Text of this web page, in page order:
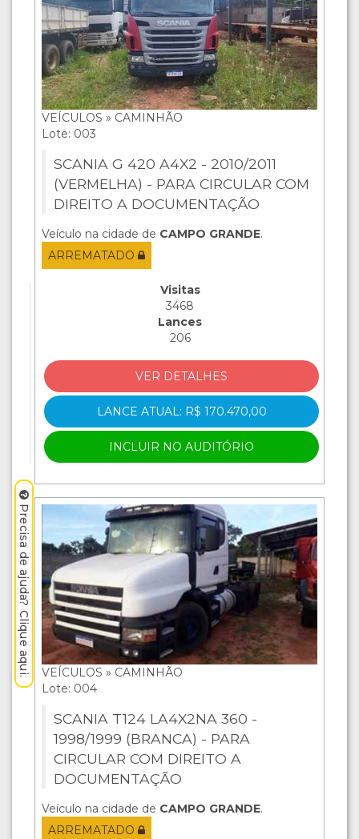
VEÍCULOS » CAMINHÃO
Lote: 003
SCANIA G 420 A4X2 - 2010/2011
(VERMELHA) - PARA CIRCULAR COM
DIREITO A DOCUMENTAÇÃO
Veículo na cidade de CAMPO GRANDE.
ARREMATADO
Visitas
3468
Lances
206
VER DETALHES
LANCE ATUAL: R$ 170.470,00
INCLUIR NO AUDITÓRIO
VEÍCULOS » CAMINHÃO
Lote: 004
SCANIA T124 LA4X2NA 360 -
1998/1999 (BRANCA) - PARA
CIRCULAR COM DIREITO A
DOCUMENTAÇÃO
Veículo na cidade de CAMPO GRANDE.
ARREMATADO
Precisa de ajuda? Clique aqui.